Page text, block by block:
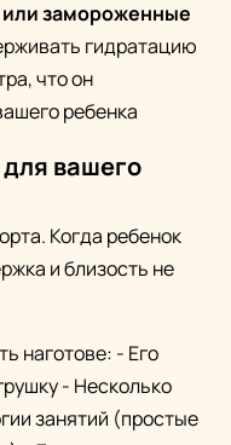
замороженные
гидратацию
что он
ребенка
вашего
Когда ребенок
и близость не
наготове: - Его
- Несколько
занятий (простые